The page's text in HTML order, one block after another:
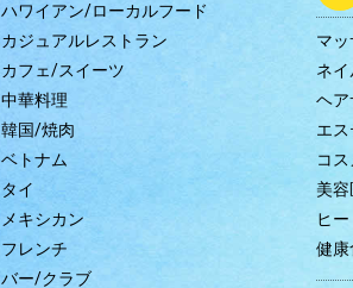
ハワイアン/ローカルフード
カジュアルレストラン
カフェ/スイーツ
中華料理
韓国/焼肉
ベトナム
タイ
メキシカン
フレンチ
バー/クラブ
マ
ネ
ヘ
エ
コ
美容
ヒ
健